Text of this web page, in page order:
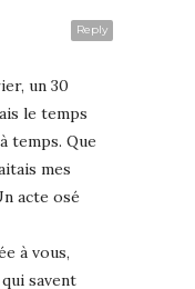
Reply
un 30
le temps
temps. Que
mes
acte osé
à vous,
savent